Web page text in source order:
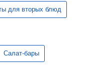
для вторых блюд
Салат-бары